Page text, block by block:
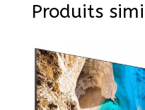
Produits